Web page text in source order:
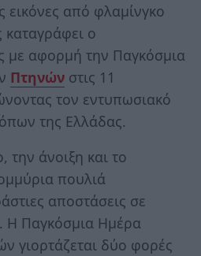
εικόνες από φλαμίνγκο
καταγράφει ο
με αφορμή την Παγκόσμια
Πτηνών στις 11
τον εντυπωσιακό
της Ελλάδας.
άνοιξη και το
πουλιά
αποστάσεις σε
Η Παγκόσμια Ημέρα
γιορτάζεται δύο φορές